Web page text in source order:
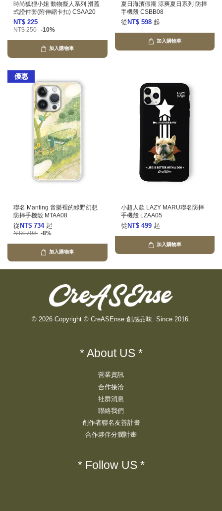
時尚狐狸小姐 動物擬人系列 滑蓋
式證件套(附伸縮卡扣) CSAA20
NT$ 225
NT$ 250 -10%
加入購物車
夏日海濱假期 涼爽夏日系列 防摔
手機殼 CSBB08
從 NT$ 598 起
加入購物車
優惠
聯名 Manting 音樂裡的綠野幻想
防摔手機殼 MTAA08
從 NT$ 734 起
NT$ 798 -8%
加入購物車
小超人款 LAZY MARU聯名防摔
手機殼 LZAA05
從 NT$ 499 起
加入購物車
© 2026 Copyright © CreASEnse 創感品味. Since 2016.
* About US *
營業資訊
合作接洽
社群消息
聯絡我們
創作者聯名友善計畫
合作夥伴分潤計畫
* Follow US *